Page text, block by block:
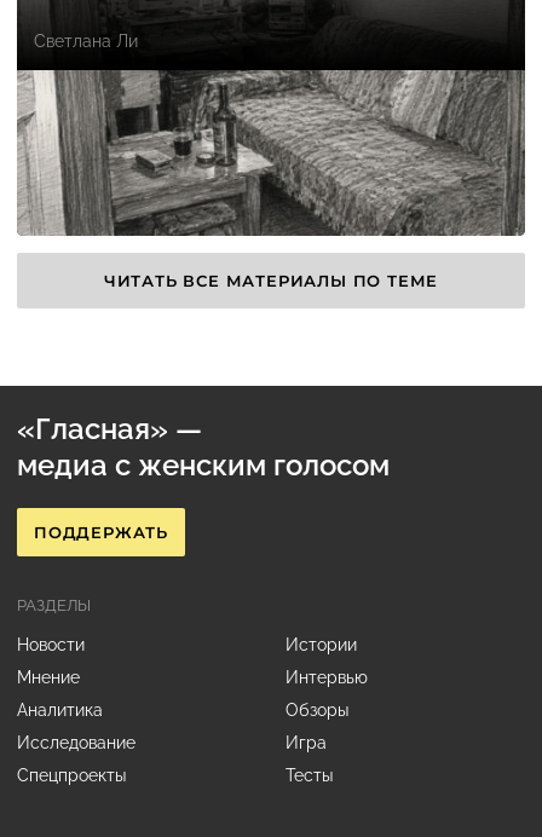
Светлана Ли
ЧИТАТЬ ВСЕ МАТЕРИАЛЫ ПО ТЕМЕ
«Гласная» —
медиа с женским голосом
ПОДДЕРЖАТЬ
РАЗДЕЛЫ
Новости
Истории
Мнение
Интервью
Аналитика
Обзоры
Исследование
Игра
Спецпроекты
Тесты